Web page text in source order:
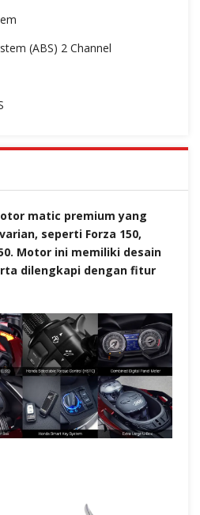
(ABS) 2 Channel​
matic premium yang
seperti Forza 150,
Motor ini memiliki desain
dilengkapi dengan fitur